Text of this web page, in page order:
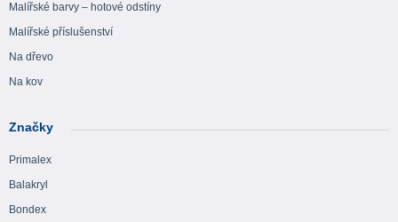
Malířské barvy – hotové odstíny
Malířské příslušenství
Na dřevo
Na kov
Značky
Primalex
Balakryl
Bondex